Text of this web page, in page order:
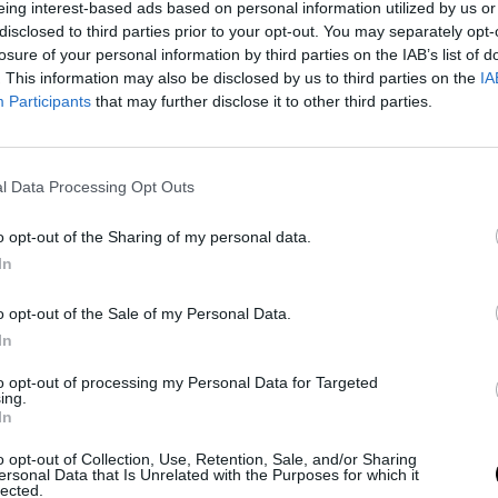
interest-based ads based on personal information utilized by us
to third parties prior to your opt-out. You may separately
of your personal information by third parties on the IAB’s list of
This information may also be disclosed by us to third parties on the
Participants that may further disclose it to other third parties.
Data Processing Opt Outs
opt-out of the Sharing of my personal data.
opt-out of the Sale of my Personal Data.
opt-out of processing my Personal Data for Targeted
opt-out of Collection, Use, Retention, Sale, and/or Sharing
Data that Is Unrelated with the Purposes for which it
de marzo, donde OKC Thunder se enfrentó a
en ese momento (Shai Gilgeous-Alexander,
disputó el partido", añadió.
inventen el mínimo posible de lesiones para
de partidos que se pueda. Sobre todo por los